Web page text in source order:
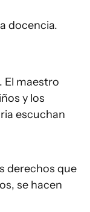
docencia.
El maestro
y los
escuchan
derechos que
se hacen